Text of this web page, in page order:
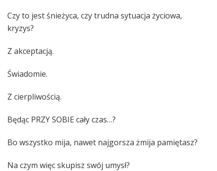
Czy to jest śnieżyca, czy trudna sytuacja życiowa,
kryzys?
Z akceptacją.
Świadomie.
Z cierpliwością.
Będąc PRZY SOBIE cały czas…?
Bo wszystko mija, nawet najgorsza żmija pamiętasz?
Na czym więc skupisz swój umysł?